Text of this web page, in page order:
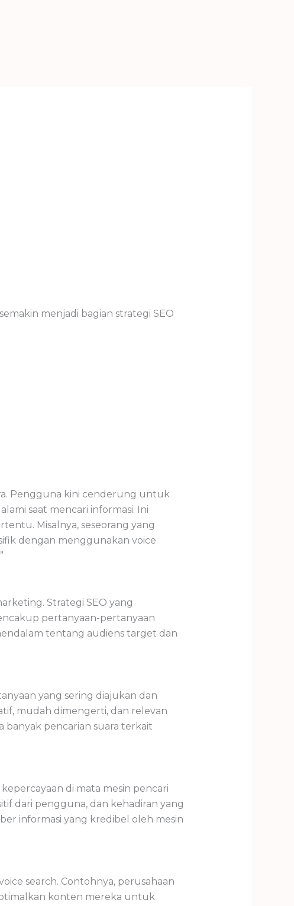
menjadi bagian strategi SEO
Pengguna kini cenderung untuk
saat mencari informasi. Ini
Misalnya, seseorang yang
dengan menggunakan voice
Strategi SEO yang
pertanyaan-pertanyaan
tentang audiens target dan
yang sering diajukan dan
mudah dimengerti, dan relevan
pencarian suara terkait
di mata mesin pencari
dari pengguna, dan kehadiran yang
informasi yang kredibel oleh mesin
search. Contohnya, perusahaan
konten mereka untuk